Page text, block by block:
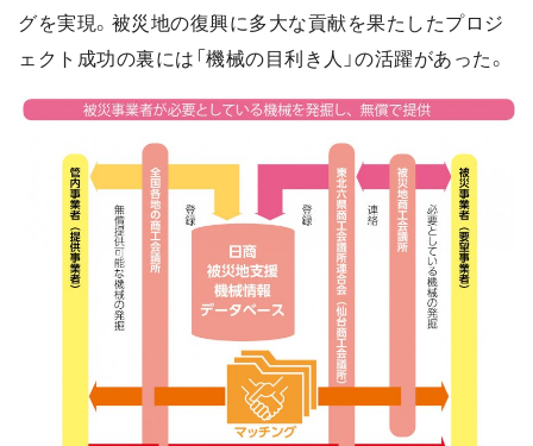
グを実現。被災地の復興に多大な貢献を果たしたプロジ
ェクト成功の裏には「機械の目利き人」の活躍があった。